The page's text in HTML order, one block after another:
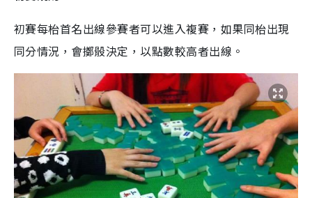
初賽每枱首名出線參賽者可以進入複賽，如果同枱出現
同分情況，會擲骰決定，以點數較高者出線。